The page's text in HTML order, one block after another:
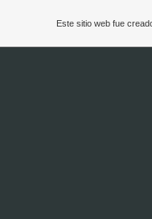
Este sitio web fue